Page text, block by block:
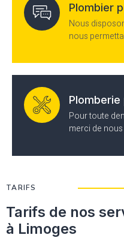
Plombier
Nous
nous
Pour toute
merci de
TARIFS
Tarifs de nos
à Limoges